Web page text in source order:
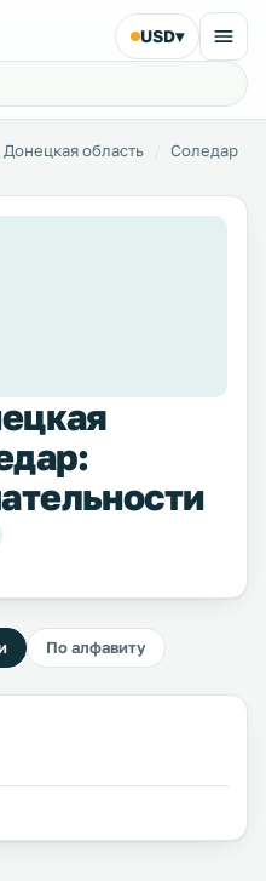
USD▾
Донецкая область
Соледар
По алфавиту